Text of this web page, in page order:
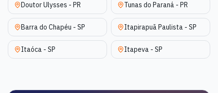
Doutor Ulysses - PR Tunas do Paraná - PR
Barra do Chapéu - SP Itapirapuã Paulista - SP
Itaóca - SP Itapeva - SP